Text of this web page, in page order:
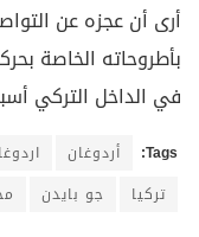
أرى أن عجزه عن
بأطروحاته الخاصة
في الداخل التركي
Tags: أردوغان
تركيا
جو بايدن